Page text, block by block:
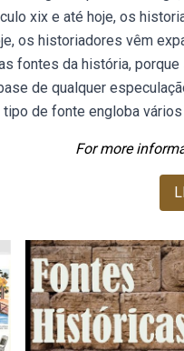
xix e até hoje, os
os historiadores vêm
fontes da história,
de qualquer
de fonte engloba
For more